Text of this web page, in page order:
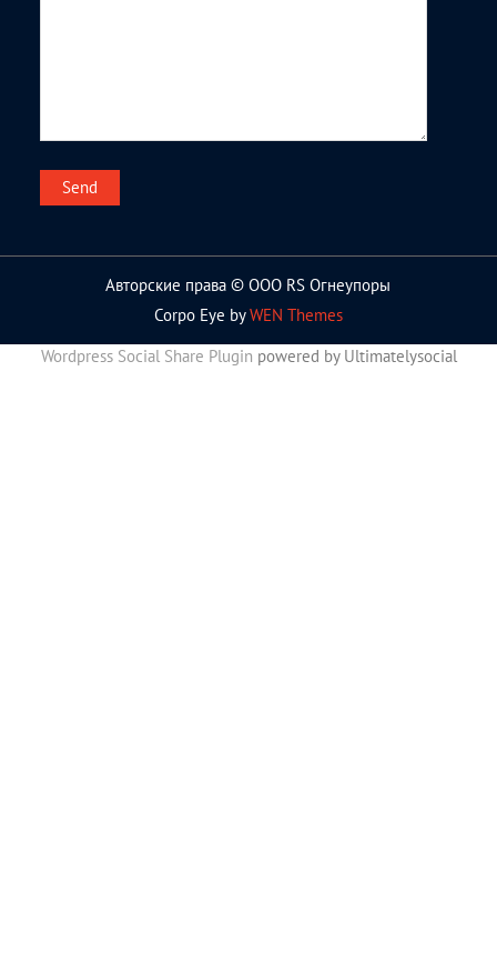
Авторские права © ООО RS Огнеупоры
Corpo Eye byWEN Themes
Wordpress Social Share Plugin powered by Ultimatelysocial